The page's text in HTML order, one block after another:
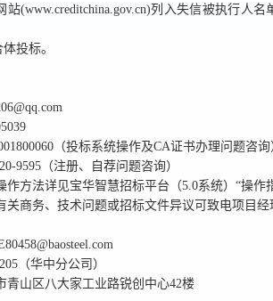
站(www.creditchina.gov.cn)列入失信被执行人
投标。
（投标系统操作及CA证书办理问题咨询
9595（注册、自荐问题咨询）
作方法详见宝华智慧招标平台（5.0系统）“操作
关商务、技术问题或招标文件异议可致电项目经
（华中分公司）
青山区八大家工业路锐创中心42楼